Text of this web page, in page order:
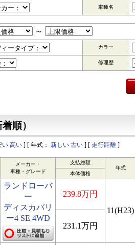
車種名
～
カラー
修理歴
順）
い 高い] [ 年式： 新しい 古い] [ 走行距離]
メーカー・
車種・グレード
支払総額
年式
本体価格
ランドローバ
ー
ディスカバリ
ー4 SE 4WD
239.8万円
11(H23)
231.1万円